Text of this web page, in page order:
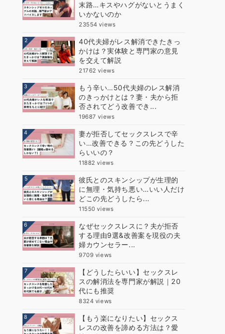
末路…キスやハグがないとうまく
いかないのか
23554 views
2
40代夫婦がレス解消できたきっ
かけは？実体験と専門家の意見
を交えて解説
21762 views
3
もう辛い…50代夫婦のレス解消
のきっかけとは？妻・夫から拒
否されてどう改善でき...
19687 views
4
妻が拒否してセックスレスで辛
い…改善できる？この先どうした
らいいの？
11882 views
5
彼氏とのスキンシップが生理的
に無理・気持ち悪い…いい人だけ
どこの先どうしたら...
11550 views
6
なぜセックスレスに？夫が拒否
する理由9選&改善案を現役の夫
婦カウンセラー...
9709 views
7
【どうしたらいい】セックスレ
スの解消法を専門家が解説｜20
代にも推奨
8324 views
8
【もう楽になりたい】セックス
レスの改善を諦める方法は？愛